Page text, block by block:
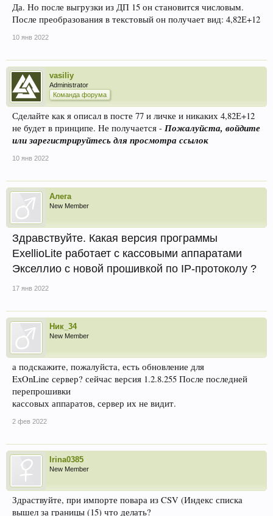
Да. Но после выгрузки из ДП 15 он становится числовым.
После преобразования в текстовый он получает вид: 4,82Е+12
10 янв 2022
vasiliy
Administrator
Команда форума
Сделайте как я описал в посте 77 и личке и никаких 4,82Е+12
не будет в принципе. Не получается - Пожалуйста, войдите
или зарегистрируйтесь для просмотра ссылок
10 янв 2022
Алега
New Member
Здравствуйте. Какая версия программы
ExellioLite работает с кассовыми аппаратами
Экселлио с новой прошивкой по IP-протоколу ?
17 янв 2022
Ник_34
New Member
а подскажите, пожалуйста, есть обновление для
ExOnLine сервер? сейчас версия 1.2.8.255 После последней
перепрошивки
кассовых аппаратов, сервер их не видит.
2 фев 2022
Irina0385
New Member
Здраствуйте, при импорте повара из CSV (Индекс списка
вышел за границы (15) что делать?